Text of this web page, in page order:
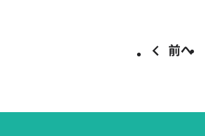
前へ